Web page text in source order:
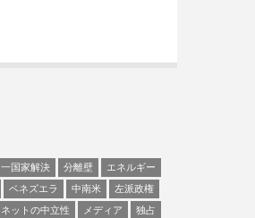
一国家解決 分離壁
エネルギー
ベネズエラ 中南米
左派政権
ネットの中立性 メディア 独占